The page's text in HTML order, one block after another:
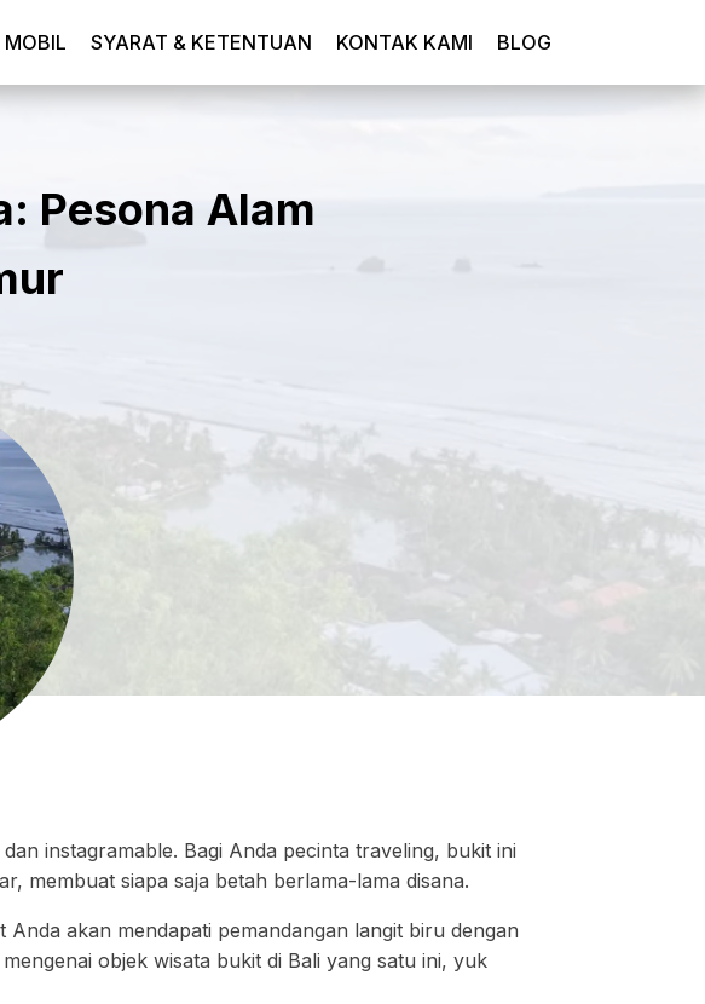
MOBIL SYARAT & KETENTUAN KONTAK KAMI BLOG
Pesona Alam
instagramable. Bagi Anda pecinta traveling, bukit ini
membuat siapa saja betah berlama-lama disana.
akan mendapati pemandangan langit biru dengan
objek wisata bukit di Bali yang satu ini, yuk